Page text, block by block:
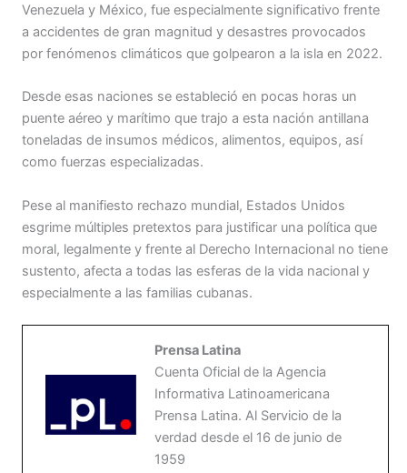
Venezuela y México, fue especialmente significativo frente
a accidentes de gran magnitud y desastres provocados
por fenómenos climáticos que golpearon a la isla en 2022.
Desde esas naciones se estableció en pocas horas un
puente aéreo y marítimo que trajo a esta nación antillana
toneladas de insumos médicos, alimentos, equipos, así
como fuerzas especializadas.
Pese al manifiesto rechazo mundial, Estados Unidos
esgrime múltiples pretextos para justificar una política que
moral, legalmente y frente al Derecho Internacional no tiene
sustento, afecta a todas las esferas de la vida nacional y
especialmente a las familias cubanas.
Prensa Latina
Cuenta Oficial de la Agencia
Informativa Latinoamericana
Prensa Latina. Al Servicio de la
verdad desde el 16 de junio de
1959